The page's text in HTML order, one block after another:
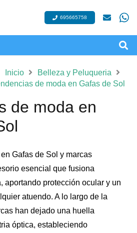
695665758
Inicio
Belleza y Peluqueria
de moda en Gafas de Sol
de moda en
Gafas de Sol y marcas
esencial que fusiona
aportando protección ocular y un
atuendo. A lo largo de la
han dejado una huella
óptica, estableciendo